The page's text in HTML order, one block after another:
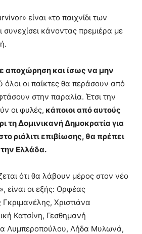
είναι «το παιχνίδι των
κάνοντας πρεμιέρα με
αποχώρηση και ίσως να μην
όλοι οι παίκτες θα περάσουν από
στην παραλία. Έτσι την
οι φυλές, κάποιοι από αυτούς
τη Δομινικανή Δημοκρατία για
ριάλιτι επιβίωσης, θα πρέπει
Ελλάδα.
ότι θα λάβουν μέρος στον νέο
είναι οι εξής: Ορφέας
Γκριμανέλης, Χριστιάνα
Κατσίνη, Γεσθημανή
Λυμπεροπούλου, Λήδα Μυλωνά,